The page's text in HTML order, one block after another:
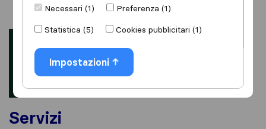
Informazioni Recensioni
Servizi
Necessari (1)
Preferenza (1)
Statistica (5)
Cookies pubblicitari (1)
Impostazioni